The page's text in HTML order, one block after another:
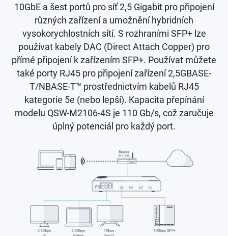
10GbE a šest portů pro síť 2,5 Gigabit pro připojení
různých zařízení a umožnění hybridních
vysokorychlostních sítí. S rozhraními SFP+ lze
používat kabely DAC (Direct Attach Copper) pro
přímé připojení k zařízením SFP+. Používat můžete
také porty RJ45 pro připojení zařízení 2,5GBASE-
T/NBASE-T™ prostřednictvím kabelů RJ45
kategorie 5e (nebo lepší). Kapacita přepínání
modelu QSW-M2106-4S je 110 Gb/s, což zaručuje
úplný potenciál pro každý port.